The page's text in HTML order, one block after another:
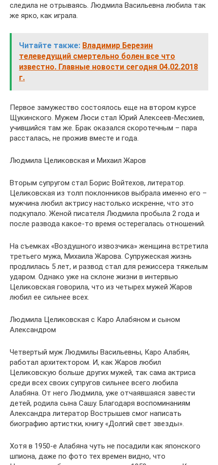
следила не отрываясь. Людмила Васильевна любила так
же ярко, как играла.
Читайте также: Владимир Березин
телеведущий смертельно болен все что
известно. Главные новости сегодня 04.02.2018
г.
Первое замужество состоялось еще на втором курсе
Щукинского. Мужем Люси стал Юрий Алексеев-Месхиев,
учившийся там же. Брак оказался скоротечным – пара
рассталась, не прожив вместе и года.
Людмила Целиковская и Михаил Жаров
Вторым супругом стал Борис Войтехов, литератор.
Целиковская из толп поклонников выбрала именно его –
мужчина любил актрису настолько искренне, что это
подкупало. Женой писателя Людмила пробыла 2 года и
после развода какое-то время остерегалась отношений.
На съемках «Воздушного извозчика» женщина встретила
третьего мужа, Михаила Жарова. Супружеская жизнь
продлилась 5 лет, и развод стал для режиссера тяжелым
ударом. Однако уже на склоне жизни в интервью
Целиковская говорила, что из четырех мужей Жаров
любил ее сильнее всех.
Людмила Целиковская с Каро Алабяном и сыном
Александром
Четвертый муж Людмилы Васильевны, Каро Алабян,
работал архитектором. И, как Жаров любил
Целиковскую больше других мужей, так сама актриса
среди всех своих супругов сильнее всего любила
Алабяна. От него Людмила, уже отчаявшаяся завести
детей, родила сына Сашу. Благодаря воспоминаниям
Александра литератор Вострышев смог написать
биографию артистки, книгу «Долгий свет звезды».
Хотя в 1950-е Алабяна чуть не посадили как японского
шпиона, даже по фото тех времен видно, что